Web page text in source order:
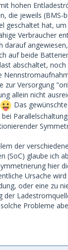
hohen
die jeweils (BMS-
geschaltet hat, um
Verbraucher
darauf
auf beide
abschaltet,
zur Versorgung
allein nicht
Das
der
(SoC) glaube ich
hier
Ursache
oder eine zu
der
Probleme